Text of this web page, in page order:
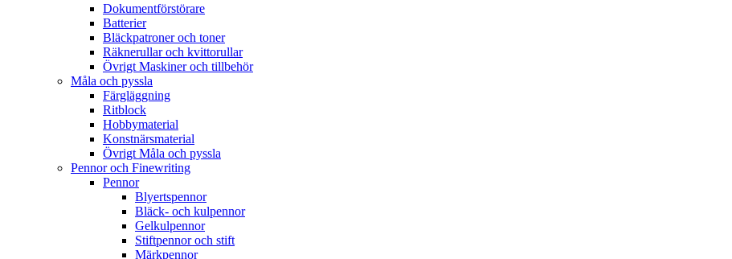
Dokumentförstörare
Batterier
Bläckpatroner och toner
Räknerullar och kvittorullar
Övrigt Maskiner och tillbehör
Måla och pyssla
Färgläggning
Ritblock
Hobbymaterial
Konstnärsmaterial
Övrigt Måla och pyssla
Pennor och Finewriting
Pennor
Blyertspennor
Bläck- och kulpennor
Gelkulpennor
Stiftpennor och stift
Märkpennor